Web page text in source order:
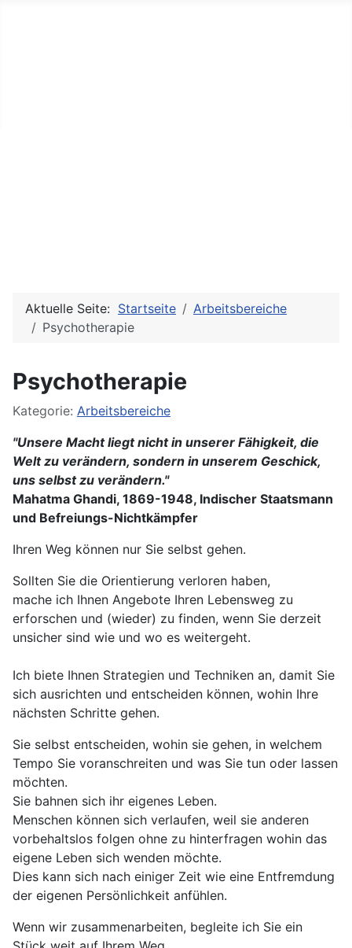
Aktuelle Seite: Startseite
Arbeitsbereiche
Psychotherapie
Psychotherapie
Details
Kategorie: Arbeitsbereiche
"Unsere Macht liegt nicht in unserer Fähigkeit, die
Welt zu verändern, sondern in unserem Geschick,
uns selbst zu verändern."
Mahatma Ghandi, 1869-1948, Indischer Staatsmann
und Befreiungs-Nichtkämpfer
Ihren Weg können nur Sie selbst gehen.
Sollten Sie die Orientierung verloren haben,
mache ich Ihnen Angebote Ihren Lebensweg zu
erforschen und (wieder) zu finden, wenn Sie derzeit
unsicher sind wie und wo es weitergeht.
Ich biete Ihnen Strategien und Techniken an, damit Sie
sich ausrichten und entscheiden können, wohin Ihre
nächsten Schritte gehen.
Sie selbst entscheiden, wohin sie gehen, in welchem
Tempo Sie voranschreiten und was Sie tun oder lassen
möchten.
Sie bahnen sich ihr eigenes Leben.
Menschen können sich verlaufen, weil sie anderen
vorbehaltslos folgen ohne zu hinterfragen wohin das
eigene Leben sich wenden möchte.
Dies kann sich nach einiger Zeit wie eine Entfremdung
der eigenen Persönlichkeit anfühlen.
Wenn wir zusammenarbeiten, begleite ich Sie ein